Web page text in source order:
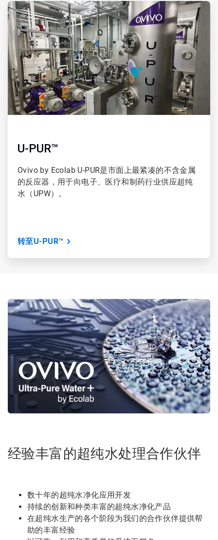
ArticleTile
3
，
3
U-PUR™
Ovivo by Ecolab U-PUR是市面上最紧凑的不含金属
的反应器，用于向电子、医疗和制药行业供应超纯
水（UPW）。
转至U-PUR™
经验丰富的超纯水处理合作伙伴
数十年的超纯水净化应用开发
持续的创新和种类丰富的超纯水净化产品
在超纯水生产的各个阶段为我们的合作伙伴提供帮
助的丰富经验